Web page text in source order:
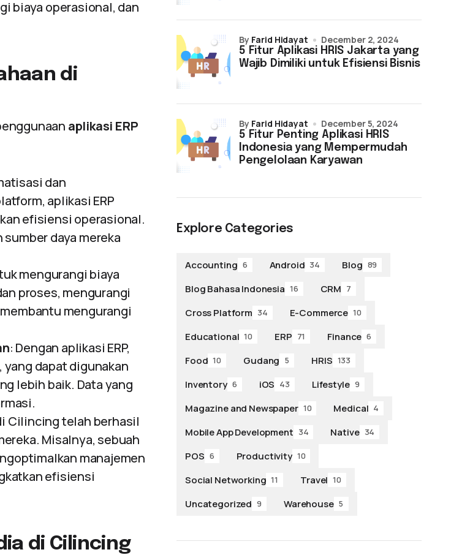
biaya operasional, dan
di
aplikasi ERP
dan
aplikasi ERP
efisiensi operasional.
daya mereka
mengurangi biaya
proses, mengurangi
mengurangi
: Dengan aplikasi ERP,
dapat digunakan
lebih baik. Data yang
Cilincing telah berhasil
Misalnya, sebuah
manajemen
efisiensi
di Cilincing
5 Fitur Aplikasi HRIS Jakarta yang
Wajib Dimiliki untuk Efisiensi Bisnis
by Farid Hidayat December 2, 2024
5 Fitur Penting Aplikasi HRIS
Indonesia yang Mempermudah
Pengelolaan Karyawan
by Farid Hidayat December 5, 2024
Explore Categories
Accounting 6 Android 34 Blog 89
Blog Bahasa Indonesia 16 CRM 7
Cross Platform 34 E-Commerce 10
Educational 10 ERP 71 Finance 6
Food 10 Gudang 5 HRIS 133
Inventory 6 iOS 43 Lifestyle 9
Magazine and Newspaper 10 Medical 4
Mobile App Development 34 Native 34
POS 6 Productivity 10
Social Networking 11 Travel 10
Uncategorized 9 Warehouse 5